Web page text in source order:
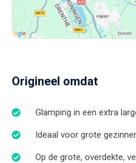
Origineel omdat
Glamping in een extra
Ideaal voor grote
Op de grote, overdekte,